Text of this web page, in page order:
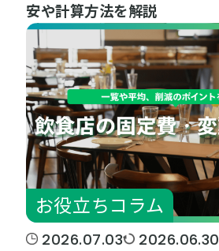
安や計算方法を解説
お役立ちコラム
2026.07.03
2026.06.30